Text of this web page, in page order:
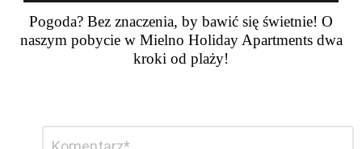
Pogoda? Bez znaczenia, by bawić się świetnie! O
naszym pobycie w Mielno Holiday Apartments dwa
kroki od plaży!